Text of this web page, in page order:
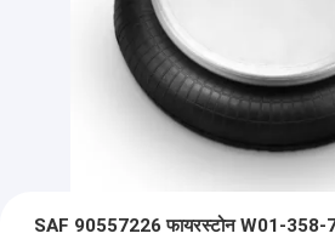
SAF 90557226 फायरस्टोन W01-358-